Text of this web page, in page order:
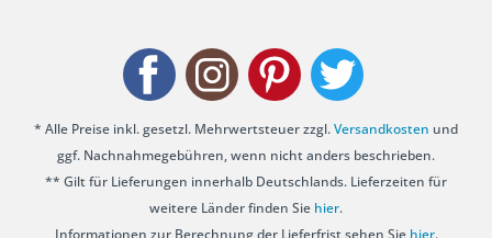
* Alle Preise inkl. gesetzl. Mehrwertsteuer zzgl.Versandkosten und
ggf. Nachnahmegebühren, wenn nicht anders beschrieben.
** Gilt für Lieferungen innerhalb Deutschlands. Lieferzeiten für
weitere Länder finden Sie hier.